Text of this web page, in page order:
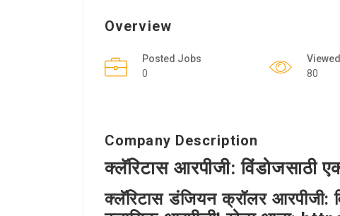
Overview
Posted Jobs
0
Viewed
80
Company Description
क्लॅरिटास आरपीजी: विंडोजसाठी
क्लॅरिटास डंजियन क्रॉलर आरपीजी: